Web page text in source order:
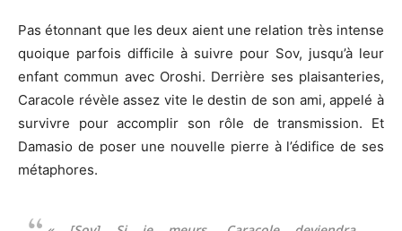
Pas étonnant que les deux aient une relation très intense
quoique parfois difficile à suivre pour Sov, jusqu’à leur
enfant commun avec Oroshi. Derrière ses plaisanteries,
Caracole révèle assez vite le destin de son ami, appelé à
survivre pour accomplir son rôle de transmission. Et
Damasio de poser une nouvelle pierre à l’édifice de ses
métaphores.